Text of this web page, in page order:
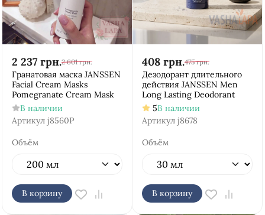
2 237 грн.2 601 грн.
Гранатовая маска JANSSEN
Facial Cream Masks
Pomegranate Cream Mask
В наличии
Артикул j8560Р
Объём
В корзину
408 грн.475 грн.
Дезодорант длительного
действия JANSSEN Mеn
Long Lasting Deodorant
5В наличии
Артикул j8678
Объём
В корзину